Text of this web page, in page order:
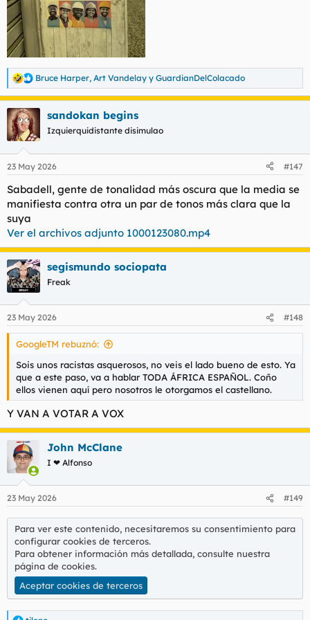
R
e
c
c
i
e
:
Bruce Harper, Art Vandelay y GuardianDelColacado
sandokan begins
Izquierquidistante disimulao
23 May 2026 #147
Sabadell, gente de tonalidad más oscura que la media se
manifiesta contra otra un par de tonos más clara que la
suya
Ver el archivos adjunto 1000123080.mp4
segismundo sociopata
Freak
23 May 2026 #148
GoogleTM rebuznó:
Sois unos racistas asquerosos, no veis el lado bueno de esto. Ya
que a este paso, va a hablar TODA ÁFRICA ESPAÑOL. Coño
ellos vienen aquí pero nosotros le otorgamos el castellano.
Y VAN A VOTAR A VOX
John McClane
I ❤ Alfonso
23 May 2026 #149
Para ver este contenido, necesitaremos su consentimiento para
configurar cookies de terceros.
Para obtener información más detallada, consulte nuestra
página de cookies.
Aceptar cookies de terceros